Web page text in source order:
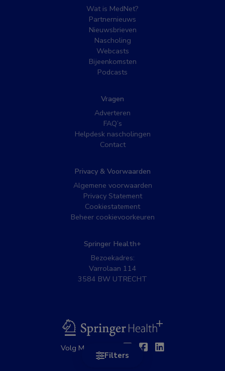
Filters
Wat is MedNet?
Partnernieuws
Nieuwsbrieven
Nascholing
Webcasts
Bijeenkomsten
Podcasts
Vragen
Adverteren
FAQ’s
Helpdesk nascholingen
Contact
Privacy & Voorwaarden
Algemene voorwaarden
Privacy Statement
Cookiestatement
Beheer cookievoorkeuren
Springer Health+
Bezoekadres:
Varrolaan 114
3584 BW UTRECHT
BSL
Volg MedNet op: TwitterFacebook
Linkedin